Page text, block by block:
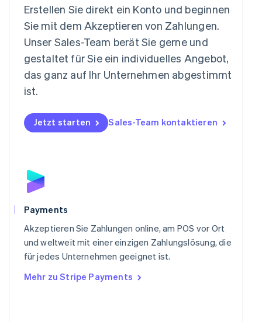
Erstellen Sie direkt ein Konto und beginnen
Sie mit dem Akzeptieren von Zahlungen.
Unser Sales-Team berät Sie gerne und
gestaltet für Sie ein individuelles Angebot,
das ganz auf Ihr Unternehmen abgestimmt
ist.
Jetzt starten Sales-Team kontaktieren
Payments
Akzeptieren Sie Zahlungen online, am POS vor Ort
und weltweit mit einer einzigen Zahlungslösung, die
für jedes Unternehmen geeignet ist.
Mehr zu Stripe Payments
Español English
Neuseeland
English
Niederlande
Norwegen
English
Polen
English
Portugal
Schweden
Deutsch
Singapur
English 简体中文
Slowakei
English
Slowenien